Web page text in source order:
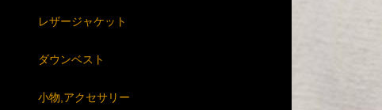
レザージャケット
ダウンベスト
小物,アクセサリー